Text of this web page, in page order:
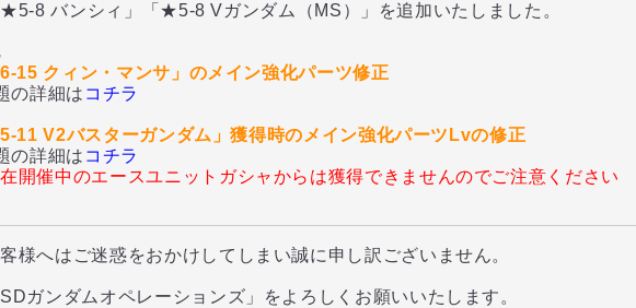
ンシィ」「★5-8 Vガンダム（MS）」を追加いたしました。
15 クィン・マンサ」のメイン強化パーツ修正
詳細は コチラ
11 V2バスターガンダム」獲得時のメイン強化パーツLvの修正
詳細は コチラ
開催中のエースユニットガシャからは獲得できませんのでご注意ください
様へはご迷惑をおかけしてしまい誠に申し訳ございません。
ガンダムオペレーションズ」をよろしくお願いいたします。